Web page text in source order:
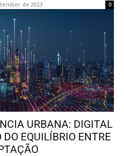
de 2023 0
URBANA: DIGITAL
EQUILÍBRIO ENTRE